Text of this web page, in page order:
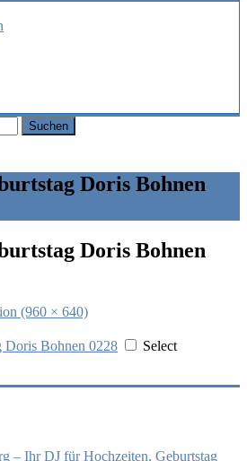
Suchen
Doris Bohnen
Doris Bohnen
(960 × 640)
Select
– Ihr DJ für Hochzeiten, Geburtstag